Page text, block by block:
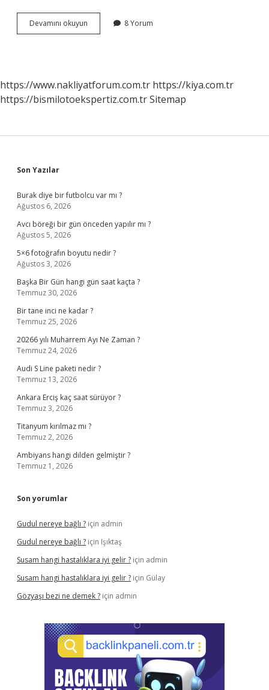
Devamını okuyun
neden
8 Yorum
https://www.nakliyatforum.com.tr https://kiya.com.tr
https://bismilotoekspertiz.com.trSitemap
Sidebar
Son Yazılar
Burak diye bir futbolcu var mı ?
Ağustos 6, 2026
Avcı böreği bir gün önceden yapılır mı ?
Ağustos 5, 2026
5×6 fotoğrafın boyutu nedir ?
Ağustos 3, 2026
Başka Bir Gün hangi gün saat kaçta ?
Temmuz 30, 2026
Bir tane inci ne kadar ?
Temmuz 25, 2026
20266 yılı Muharrem Ayı Ne Zaman ?
Temmuz 24, 2026
Audi S Line paketi nedir ?
Temmuz 13, 2026
Ankara Erciş kaç saat sürüyor ?
Temmuz 3, 2026
Titanyum kırılmaz mı ?
Temmuz 2, 2026
Ambiyans hangi dilden gelmiştir ?
Temmuz 1, 2026
Son yorumlar
Gudul nereye bağlı ? için admin
Gudul nereye bağlı ? için Işıktaş
Susam hangi hastalıklara iyi gelir ? için admin
Susam hangi hastalıklara iyi gelir ? için Gülay
Gözyaşı bezi ne demek ? için admin